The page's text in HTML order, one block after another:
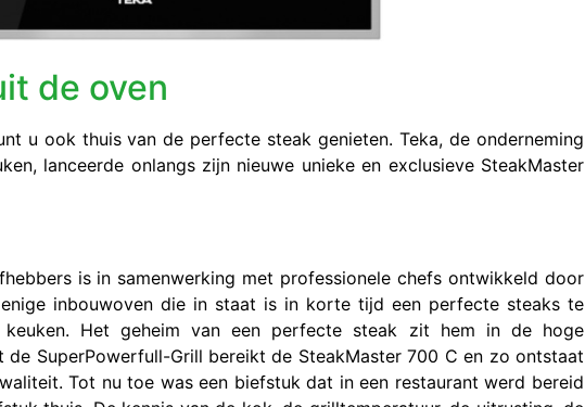
de oven
u ook thuis van de perfecte steak genieten. Teka, de onderneming
lanceerde onlangs zijn nieuwe unieke en exclusieve SteakMaster
is in samenwerking met professionele chefs ontwikkeld door
inbouwoven die in staat is in korte tijd een perfecte steaks te
keuken. Het geheim van een perfecte steak zit hem in de hoge
SuperPowerfull-Grill bereikt de SteakMaster 700 C en zo ontstaat
Tot nu toe was een biefstuk dat in een restaurant werd bereid